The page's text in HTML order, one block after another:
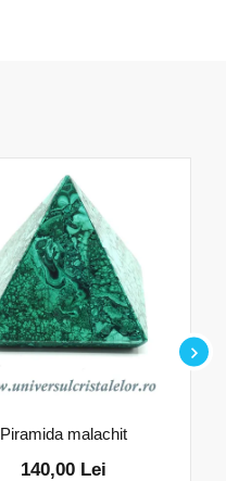
Piramida malachit
140,00 Lei